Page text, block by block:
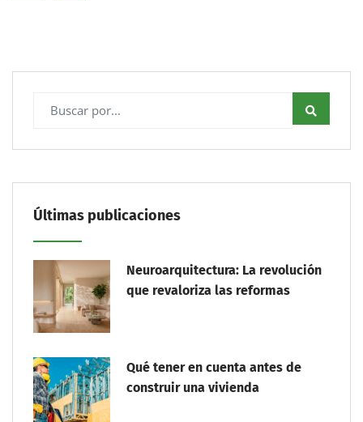
Últimas publicaciones
Neuroarquitectura: La revolución
que revaloriza las reformas
Qué tener en cuenta antes de
construir una vivienda